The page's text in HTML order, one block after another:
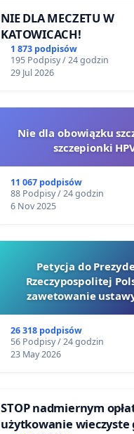
NIE DLA MECZETU W
KATOWICACH!
1 873 podpisów
195 Podpisy / 24 godzin
29 Jul 2026
Nie dla obowiązku
szczepionki
11 067 podpisów
88 Podpisy / 24 godzin
6 Nov 2025
Petycja do
Rzeczypospolitej
zawetowanie
26 318 podpisów
56 Podpisy / 24 godzin
23 May 2026
STOP nadmiernym
użytkowanie